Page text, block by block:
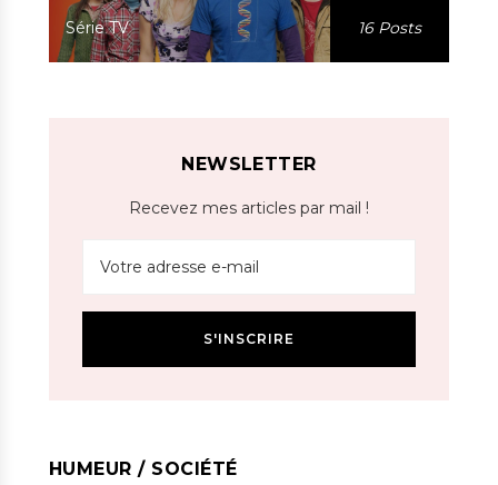
Série TV 16 Posts
NEWSLETTER
Recevez mes articles par mail !
HUMEUR / SOCIÉTÉ